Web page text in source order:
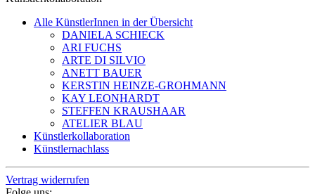
Alle KünstlerInnen in der Übersicht
DANIELA SCHIECK
ARI FUCHS
ARTE DI SILVIO
ANETT BAUER
KERSTIN HEINZE-GROHMANN
KAY LEONHARDT
STEFFEN KRAUSHAAR
ATELIER BLAU
Künstlerkollaboration
Künstlernachlass
Vertrag widerrufen